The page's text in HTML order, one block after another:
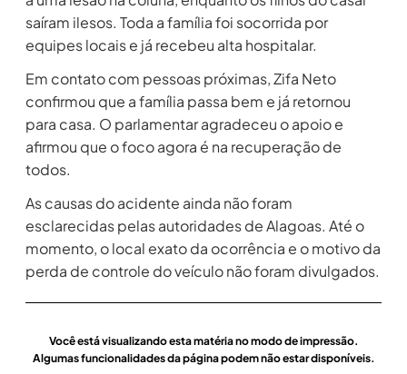
saíram ilesos. Toda a família foi socorrida por
equipes locais e já recebeu alta hospitalar.
Em contato com pessoas próximas, Zifa Neto
confirmou que a família passa bem e já retornou
para casa. O parlamentar agradeceu o apoio e
afirmou que o foco agora é na recuperação de
todos.
As causas do acidente ainda não foram
esclarecidas pelas autoridades de Alagoas. Até o
momento, o local exato da ocorrência e o motivo da
perda de controle do veículo não foram divulgados.
Você está visualizando esta matéria no modo de impressão.
Algumas funcionalidades da página podem não estar disponíveis.